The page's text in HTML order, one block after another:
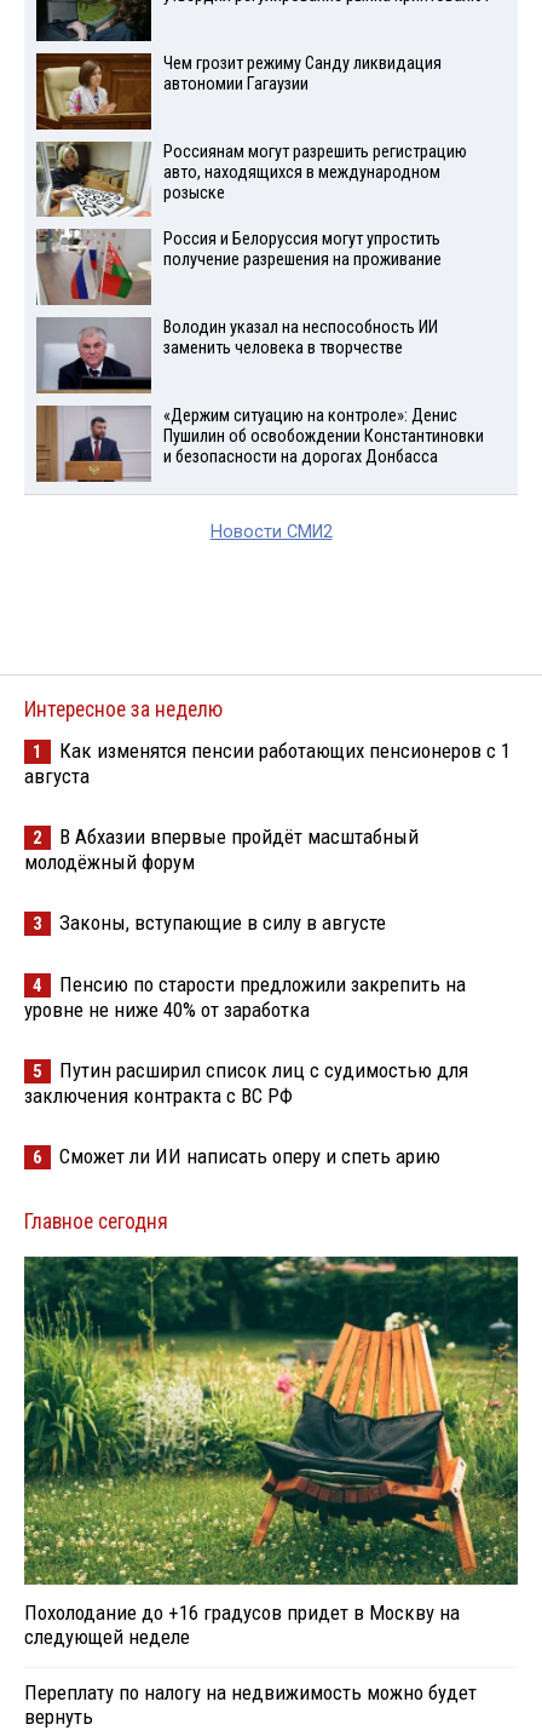
Чем грозит режиму Санду ликвидация
автономии Гагаузии
Россиянам могут разрешить регистрацию
авто, находящихся в международном
розыске
Россия и Белоруссия могут упростить
получение разрешения на проживание
Володин указал на неспособность ИИ
заменить человека в творчестве
«Держим ситуацию на контроле»: Денис
Пушилин об освобождении Константиновки
и безопасности на дорогах Донбасса
Новости СМИ2
Интересное за неделю
1
Как изменятся пенсии работающих пенсионеров с 1
августа
2
В Абхазии впервые пройдёт масштабный
молодёжный форум
3 Законы, вступающие в силу в августе
4
Пенсию по старости предложили закрепить на
уровне не ниже 40% от заработка
5
Путин расширил список лиц с судимостью для
заключения контракта с ВС РФ
6 Сможет ли ИИ написать оперу и спеть арию
Главное сегодня
Похолодание до +16 градусов придет в Москву на
следующей неделе
Переплату по налогу на недвижимость можно будет
вернуть